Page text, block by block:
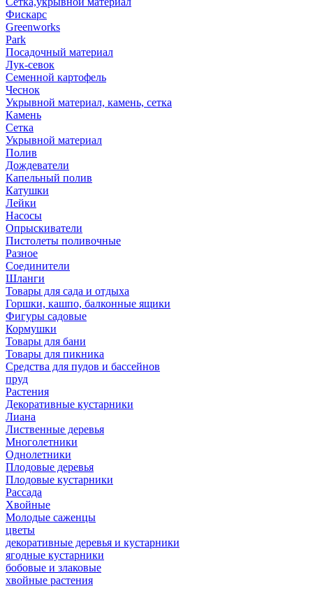
Фискарс
Greenworks
Park
Посадочный материал
Лук-севок
Семенной картофель
Чеснок
Укрывной материал, камень, сетка
Камень
Сетка
Укрывной материал
Полив
Дождеватели
Капельный полив
Катушки
Лейки
Насосы
Опрыскиватели
Пистолеты поливочные
Разное
Соединители
Шланги
Товары для сада и отдыха
Горшки, кашпо, балконные ящики
Фигуры садовые
Кормушки
Товары для бани
Товары для пикника
Средства для пудов и бассейнов
пруд
Растения
Декоративные кустарники
Лиана
Лиственные деревья
Многолетники
Однолетники
Плодовые деревья
Плодовые кустарники
Рассада
Хвойные
Молодые саженцы
цветы
декоративные деревья и кустарники
ягодные кустарники
бобовые и злаковые
хвойные растения